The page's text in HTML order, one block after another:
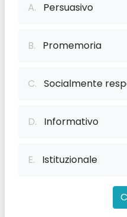
A. Persuasivo
B. Promemoria
C. Socialmente
D. Informativo
E. Istituzionale